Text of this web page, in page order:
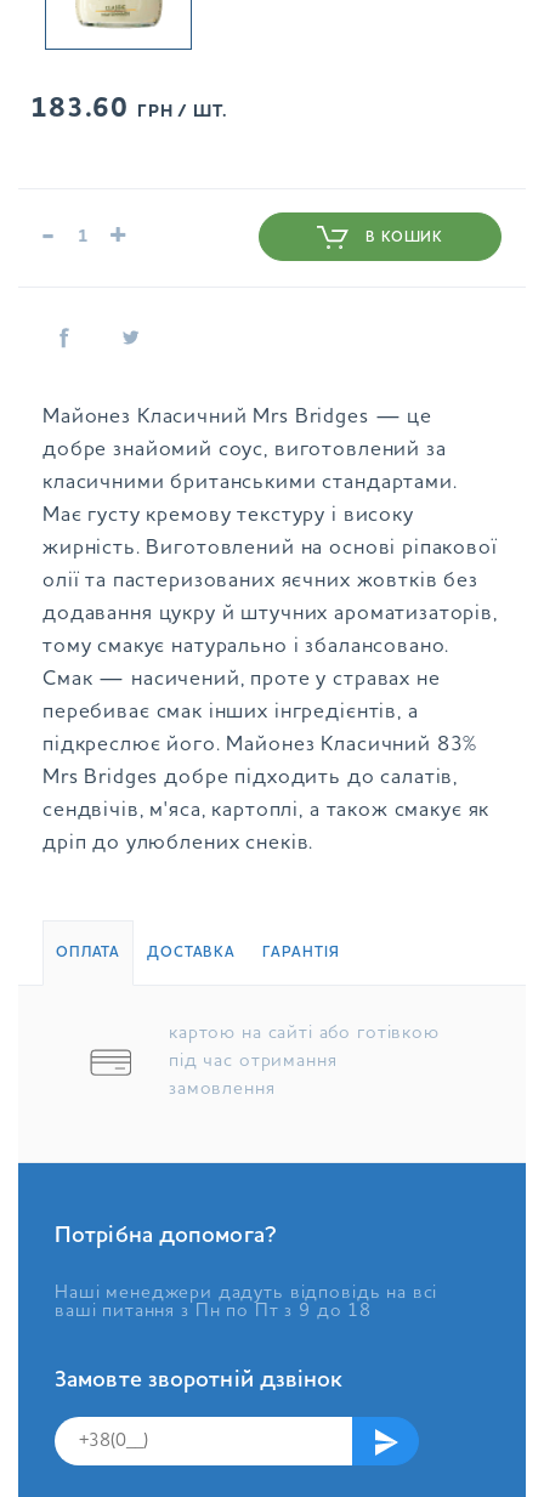
183.60 ГРН / ШТ.
- + В КОШИК
Майонез Класичний Mrs Bridges — це
добре знайомий соус, виготовлений за
класичними британськими стандартами.
Має густу кремову текстуру і високу
жирність. Виготовлений на основі ріпакової
олії та пастеризованих яєчних жовтків без
додавання цукру й штучних ароматизаторів,
тому смакує натурально і збалансовано.
Смак — насичений, проте у стравах не
перебиває смак інших інгредієнтів, а
підкреслює його. Майонез Класичний 83%
Mrs Bridges добре підходить до салатів,
сендвічів, м'яса, картоплі, а також смакує як
дріп до улюблених снеків.
ОПЛАТА ДОСТАВКА ГАРАНТІЯ
картою на сайті або готівкою
під час отримання
замовлення
Потрібна допомога?
Наші менеджери дадуть відповідь на всі
ваші питання з Пн по Пт з 9 до 18
Замовте зворотній дзвінок